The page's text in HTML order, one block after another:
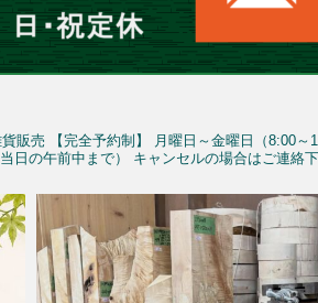
販売 【完全予約制】 月曜日～金曜日（8:00～
日の午前中まで） キャンセルの場合はご連絡下